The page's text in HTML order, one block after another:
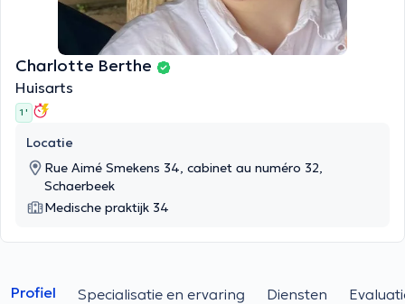
Charlotte Berthe
Huisarts
1 '
Locatie
Rue Aimé Smekens 34, cabinet au numéro 32,
Schaerbeek
Medische praktijk 34
Profiel Specialisatie en ervaring Diensten